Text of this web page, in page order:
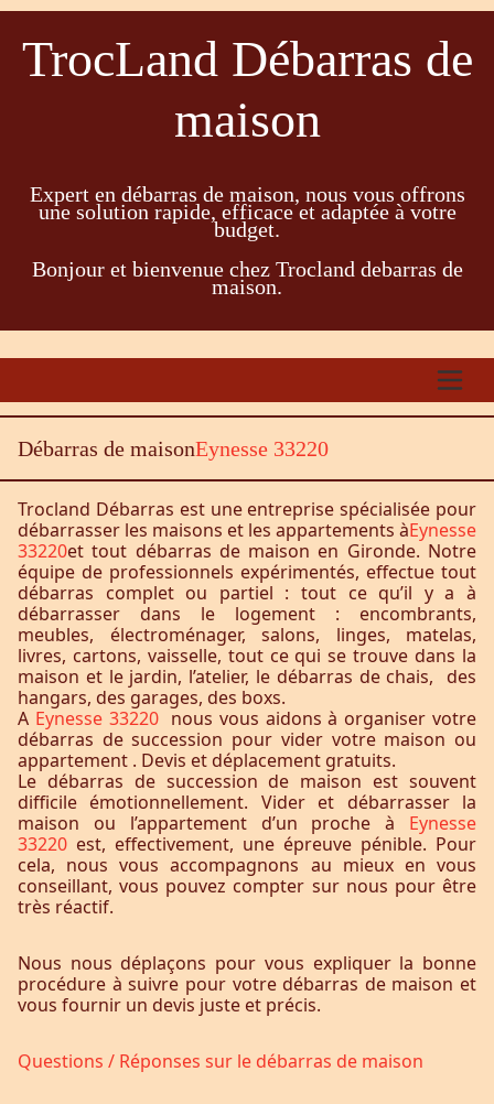
TrocLand Débarras de
maison
Expert en débarras de maison, nous vous offrons
une solution rapide, efficace et adaptée à votre
budget.
Bonjour et bienvenue chez Trocland debarras de
maison.
Débarras de maisonEynesse 33220
Trocland Débarras est une entreprise spécialisée pour
débarrasser les maisons et les appartements àEynesse
33220et tout débarras de maison en Gironde. Notre
équipe de professionnels expérimentés, effectue tout
débarras complet ou partiel : tout ce qu’il y a à
débarrasser dans le logement : encombrants,
meubles, électroménager, salons, linges, matelas,
livres, cartons, vaisselle, tout ce qui se trouve dans la
maison et le jardin, l’atelier, le débarras de chais, des
hangars, des garages, des boxs.
A Eynesse 33220 nous vous aidons à organiser votre
débarras de succession pour vider votre maison ou
appartement . Devis et déplacement gratuits.
Le débarras de succession de maison est souvent
difficile émotionnellement. Vider et débarrasser la
maison ou l’appartement d’un proche à Eynesse
33220 est, effectivement, une épreuve pénible. Pour
cela, nous vous accompagnons au mieux en vous
conseillant, vous pouvez compter sur nous pour être
très réactif.
Nous nous déplaçons pour vous expliquer la bonne
procédure à suivre pour votre débarras de maison et
vous fournir un devis juste et précis.
Questions / Réponses sur le débarras de maison